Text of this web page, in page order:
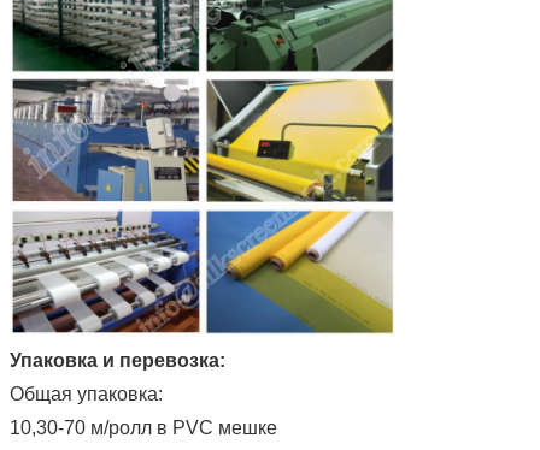
Упаковка и перевозка:
Общая упаковка:
10,30-70 м/ролл в PVC мешке